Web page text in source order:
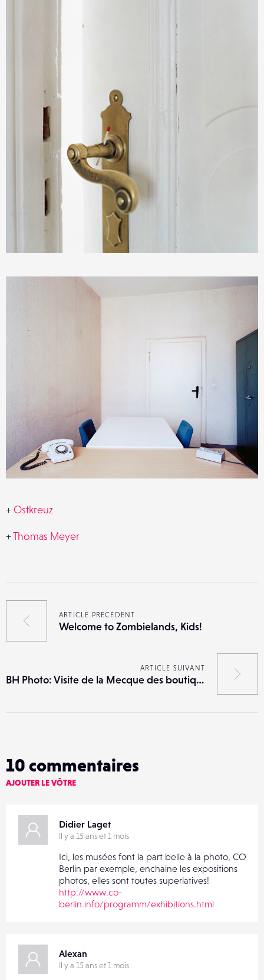
+Ostkreuz
+Thomas Meyer
ARTICLE PRÉCÉDENT
Welcome to Zombielands, Kids!
ARTICLE SUIVANT
BH Photo: Visite de la Mecque des boutiques photo
10 commentaires
AJOUTER LE VÔTRE
Didier Laget
Il y a 15 ans et 1 mois
Ici, les musées font la part belle à la photo, CO
Berlin par exemple, enchaine les expositions
photos, elles sont toutes superlatives!
http://www.co-
berlin.info/programm/exhibitions.html
Alexan
Il y a 15 ans et 1 mois